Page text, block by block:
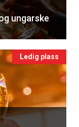
ungarske
Ledig plass